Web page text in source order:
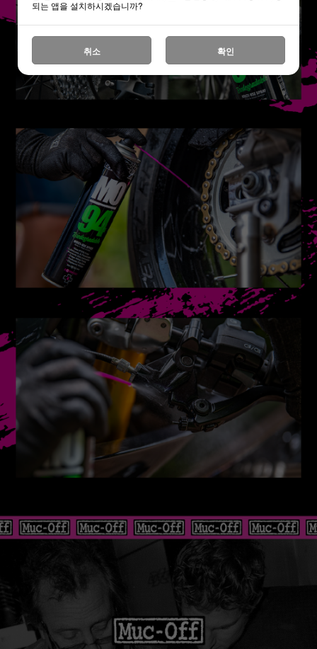
되는 앱을 설치하시겠습니까?
취소 확인